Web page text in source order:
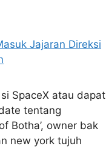
SpaceX atau dapat
tentang
Botha’, owner bak
new york tujuh